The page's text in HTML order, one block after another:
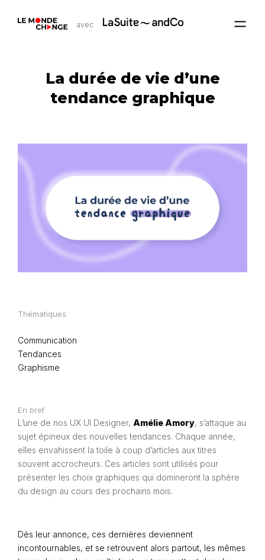
avec
La durée de vie d’une
tendance graphique
Thématiques
Communication
Tendances
Graphisme
En bref
L’une de nos UX UI Designer, Amélie Amory, s’attaque au
sujet épineux des nouvelles tendances. Chaque année,
elles envahissent la toile à coup d’articles aux titres
souvent accrocheurs. Ces articles sont utilisés pour
présenter les choix graphiques qui domineront la sphère
du design au cours des prochains mois.
Dès leur annonce, ces dernières deviennent
incontournables, et se retrouvent alors partout, les mêmes